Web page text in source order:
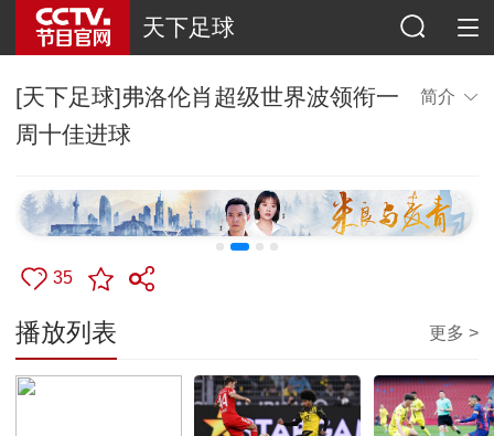
天下足球
[天下足球]弗洛伦肖超级世界波领衔一
周十佳进球
简介
35
播放列表 更多 >